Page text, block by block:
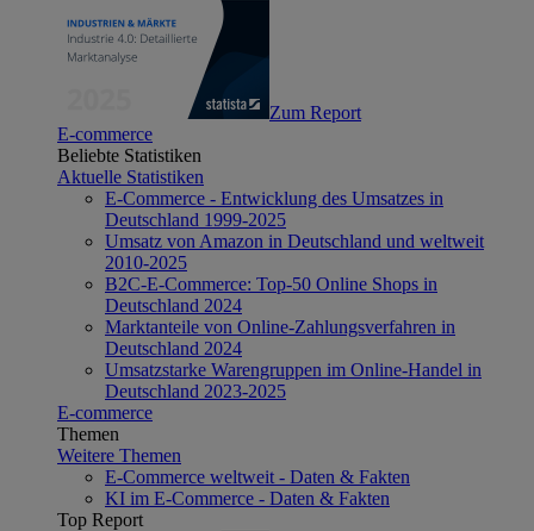
Zum Report
E-commerce
Beliebte Statistiken
Aktuelle Statistiken
E-Commerce - Entwicklung des Umsatzes in
Deutschland 1999-2025
Umsatz von Amazon in Deutschland und weltweit
2010-2025
B2C-E-Commerce: Top-50 Online Shops in
Deutschland 2024
Marktanteile von Online-Zahlungsverfahren in
Deutschland 2024
Umsatzstarke Warengruppen im Online-Handel in
Deutschland 2023-2025
E-commerce
Themen
Weitere Themen
E-Commerce weltweit - Daten & Fakten
KI im E-Commerce - Daten & Fakten
Top Report